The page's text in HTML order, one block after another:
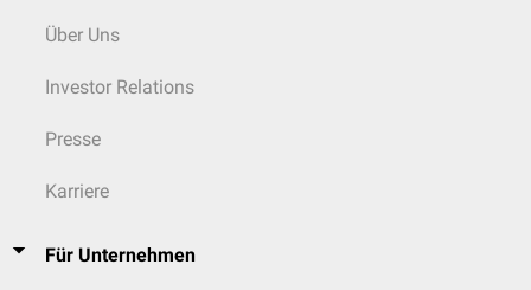
Über Uns
Investor Relations
Presse
Karriere
Für Unternehmen